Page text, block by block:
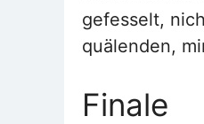
gefesselt,
quälenden,
Finale